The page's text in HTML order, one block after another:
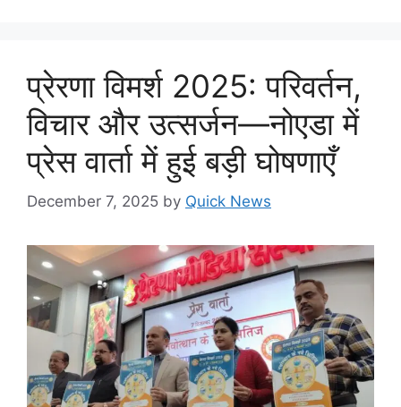
प्रेरणा विमर्श 2025: परिवर्तन,
विचार और उत्सर्जन—नोएडा में
प्रेस वार्ता में हुई बड़ी घोषणाएँ
December 7, 2025 by Quick News